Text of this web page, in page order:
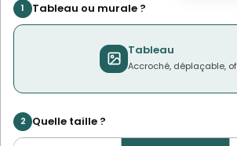
1 Tableau ou murale ?
Tableau
Accroché, déplaçable,
2 Quelle taille ?